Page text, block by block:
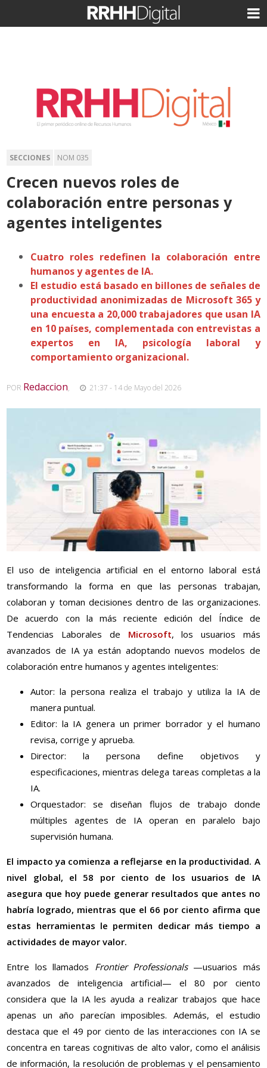
SECCIONES NOM 035
Crecen nuevos roles de
colaboración entre personas y
agentes inteligentes
Cuatro roles redefinen la colaboración entre
humanos y agentes de IA.
El estudio está basado en billones de señales de
productividad anonimizadas de Microsoft 365 y
una encuesta a 20,000 trabajadores que usan IA
en 10 países, complementada con entrevistas a
expertos en IA, psicología laboral y
comportamiento organizacional.
POR Redaccion, 21:37 - 14 de Mayo del 2026
El uso de inteligencia artificial en el entorno laboral está
transformando la forma en que las personas trabajan,
colaboran y toman decisiones dentro de las organizaciones.
De acuerdo con la más reciente edición del Índice de
Tendencias Laborales de Microsoft, los usuarios más
avanzados de IA ya están adoptando nuevos modelos de
colaboración entre humanos y agentes inteligentes:
Autor: la persona realiza el trabajo y utiliza la IA de
manera puntual.
Editor: la IA genera un primer borrador y el humano
revisa, corrige y aprueba.
Director: la persona define objetivos y
especificaciones, mientras delega tareas completas a la
IA.
Orquestador: se diseñan flujos de trabajo donde
múltiples agentes de IA operan en paralelo bajo
supervisión humana.
El impacto ya comienza a reflejarse en la productividad. A
nivel global, el 58 por ciento de los usuarios de IA
asegura que hoy puede generar resultados que antes no
habría logrado, mientras que el 66 por ciento afirma que
estas herramientas le permiten dedicar más tiempo a
actividades de mayor valor.
Entre los llamados Frontier Professionals—usuarios más
avanzados de inteligencia artificial— el 80 por ciento
considera que la IA les ayuda a realizar trabajos que hace
apenas un año parecían imposibles. Además, el estudio
destaca que el 49 por ciento de las interacciones con IA se
concentra en tareas cognitivas de alto valor, como el análisis
de información, la resolución de problemas y el pensamiento